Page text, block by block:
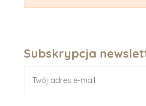
Subskrypcja